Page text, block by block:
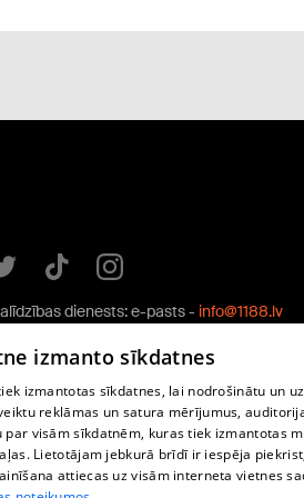
dienests: e-pasts - info@1188.lv
© 2004-2026 SIA HELIO MEDIA.
izmanto sīkdatnes
izmantotas sīkdatnes, lai nodrošinātu un
reklāmas un satura mērījumus,
visām sīkdatnēm, kuras tiek izmantotas
Lietotājam jebkurā brīdī ir iespēja
attiecas uz visām interneta vietnes